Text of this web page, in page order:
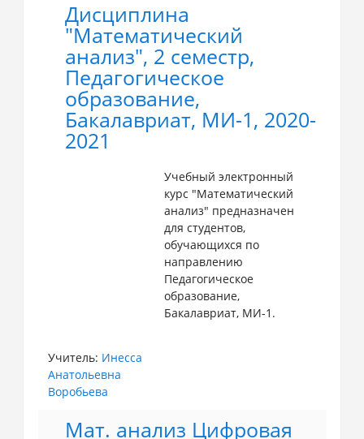
Дисциплина
"Математический
анализ", 2 семестр,
Педагогическое
образование,
Бакалавриат, МИ-1, 2020-
2021
Учебный электронный
курс "Математический
анализ" предназначен
для студентов,
обучающихся по
направлению
Педагогическое
образование,
Бакалавриат, МИ-1.
Учитель: Инесса
Анатольевна
Воробьева
Мат. анализ Цифровая